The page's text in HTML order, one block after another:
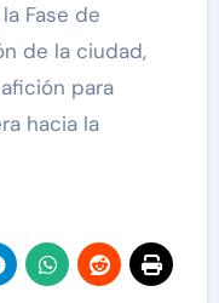
Fase de
de la ciudad,
para
hacia la